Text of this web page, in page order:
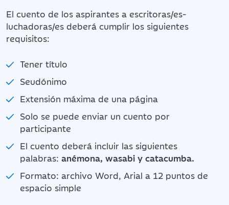
El cuento de los aspirantes a escritoras/es-
luchadoras/es deberá cumplir los siguientes
requisitos:
Tener título
Seudónimo
Extensión máxima de una página
Solo se puede enviar un cuento por
participante
El cuento deberá incluir las siguientes
palabras: anémona, wasabi y catacumba.
Formato: archivo Word, Arial a 12 puntos de
espacio simple